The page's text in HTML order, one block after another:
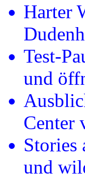
Harter
Test-
und
Center
Stories
und